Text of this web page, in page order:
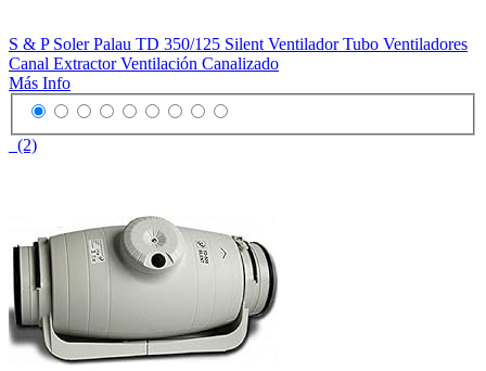
S & P Soler Palau TD 350/125 Silent Ventilador Tubo Ventiladores
Canal Extractor Ventilación Canalizado
Más Info
(2)